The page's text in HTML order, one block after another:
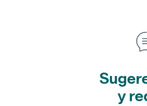
y